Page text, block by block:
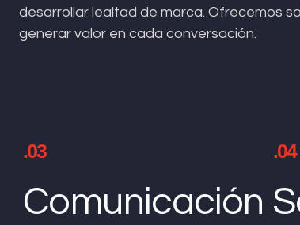
desarrollar lealtad de marca. Ofrecemos
generar valor en cada conversación.
.03
Comunicación
.04